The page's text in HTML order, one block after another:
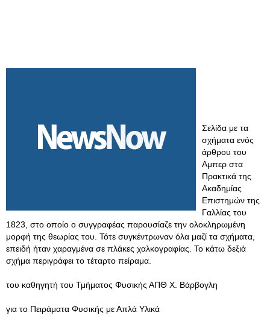
Σελίδα με τα
σχήματα ενός
άρθρου του
Αμπερ στα
Πρακτικά της
Ακαδημίας
Επιστημών της
Γαλλίας του
1823, στο οποίο ο συγγραφέας παρουσίαζε την ολοκληρωμένη
μορφή της θεωρίας του. Τότε συγκέντρωναν όλα μαζί τα σχήματα,
επειδή ήταν χαραγμένα σε πλάκες χαλκογραφίας. Το κάτω δεξιά
σχήμα περιγράφει το τέταρτο πείραμα.
του καθηγητή του Τμήματος Φυσικής ΑΠΘ Χ. Βάρβογλη
για το Πειράματα Φυσικής με Απλά Υλικά